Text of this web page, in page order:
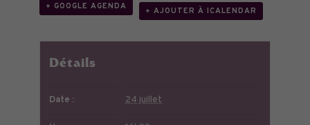
+ GOOGLE AGENDA
+ AJOUTER À ICALENDAR
Détails
Date : 24 juillet